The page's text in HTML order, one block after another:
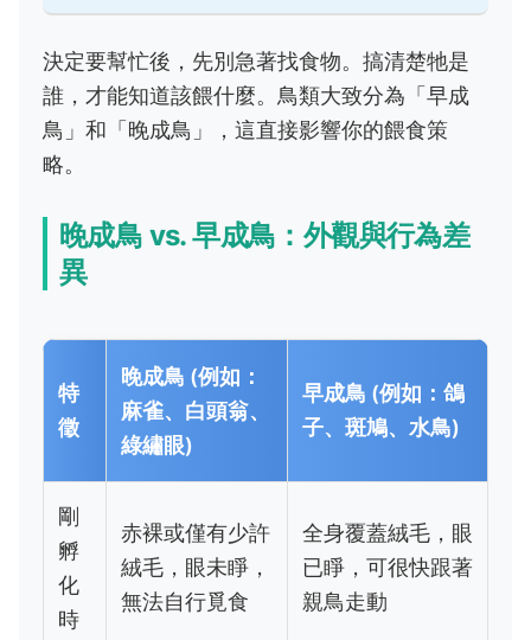
決定要幫忙後，先別急著找食物。搞清楚牠是
誰，才能知道該餵什麼。鳥類大致分為「早成
鳥」和「晚成鳥」，這直接影響你的餵食策
略。
晚成鳥 vs. 早成鳥：外觀與行為差
異
特
徵
晚成鳥 (例如：
麻雀、白頭翁、
綠繡眼)
早成鳥 (例如：鴿
子、斑鳩、水鳥)
剛
孵
化
時
赤裸或僅有少許
絨毛，眼未睜，
無法自行覓食
全身覆蓋絨毛，眼
已睜，可很快跟著
親鳥走動